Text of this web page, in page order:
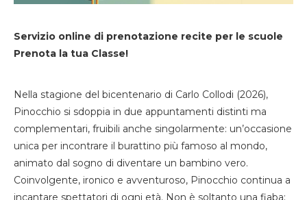
Servizio online di prenotazione recite per le scuole
Prenota la tua Classe!
Nella stagione del bicentenario di Carlo Collodi (2026),
Pinocchio si sdoppia in due appuntamenti distinti ma
complementari, fruibili anche singolarmente: un’occasione
unica per incontrare il burattino più famoso al mondo,
animato dal sogno di diventare un bambino vero.
Coinvolgente, ironico e avventuroso, Pinocchio continua a